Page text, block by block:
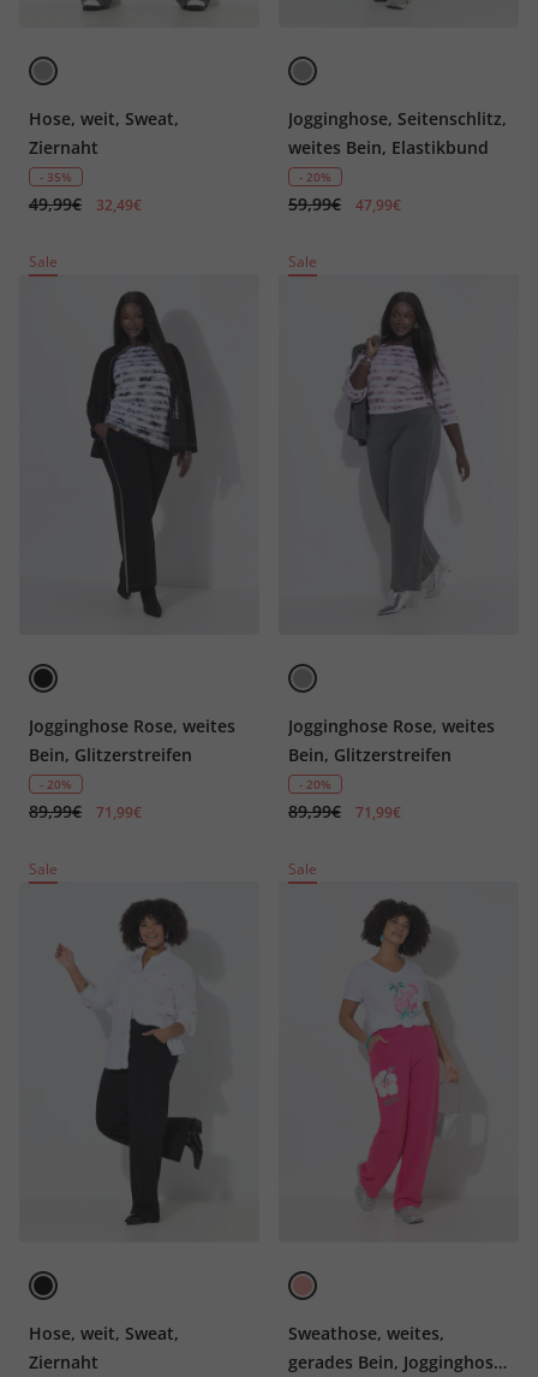
Hose, weit, Sweat,
Ziernaht
- 35%
49,99€ 32,49€
Jogginghose, Seitenschlitz,
weites Bein, Elastikbund
- 20%
59,99€ 47,99€
Sale
Jogginghose Rose, weites
Bein, Glitzerstreifen
- 20%
89,99€ 71,99€
Sale
Jogginghose Rose, weites
Bein, Glitzerstreifen
- 20%
89,99€ 71,99€
Sale
Hose, weit, Sweat,
Ziernaht
Sale
Sweathose, weites,
gerades Bein, Jogginghose,